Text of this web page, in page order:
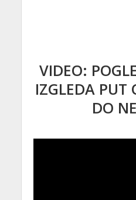
VIDEO:
IZGLEDA PUT
DO